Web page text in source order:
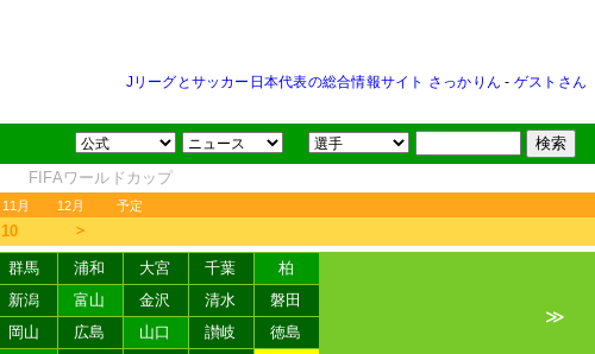
Jリーグとサッカー日本代表の総合情報サイト さっかりん - ゲストさん
FIFAワールドカップ
11月 12月 予定
10 ＞
群馬 浦和 大宮 千葉
柏
新潟 富山 金沢 清水
磐田
岡山 広島 山口 讃岐
徳島
≫